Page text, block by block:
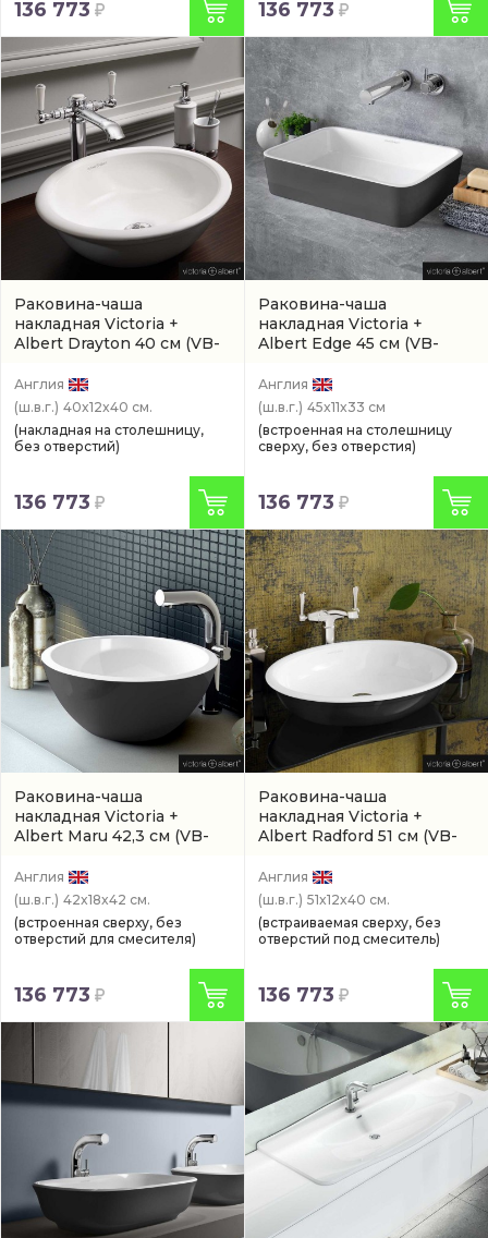
136 773 136 773
Раковина-чаша
накладная Victoria +
Albert Drayton 40 см (VB-
Англия
(ш.в.г.) 40x12x40 см.
(накладная на столешницу,
без отверстий)
136 773
Раковина-чаша
накладная Victoria +
Albert Edge 45 см (VB-
Англия
(ш.в.г.) 45x11x33 см
(встроенная на столешницу
сверху, без отверстия)
136 773
Раковина-чаша
накладная Victoria +
Albert Maru 42,3 см (VB-
Англия
(ш.в.г.) 42x18x42 см.
(встроенная сверху, без
отверстий для смесителя)
136 773
Раковина-чаша
накладная Victoria +
Albert Radford 51 см (VB-
Англия
(ш.в.г.) 51x12x40 см.
(встраиваемая сверху, без
отверстий под смеситель)
136 773